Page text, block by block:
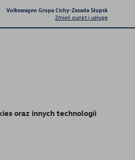
Volkswagen Grupa Cichy-Zasada Słupsk
Zmień punkt i usługę
oraz innych technologii